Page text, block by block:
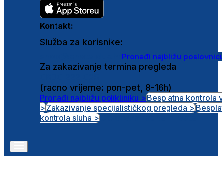
Kontakt:
Služba za korisnike:
Pronađi najbližu
Za zakazivanje termina pregleda
(radno vrijeme: pon-pet, 8-16h)
Pronađi najbližu polikliniku >Besplatna kontrola
>Zakazivanje specijalističkog pregleda >
kontrola sluha >